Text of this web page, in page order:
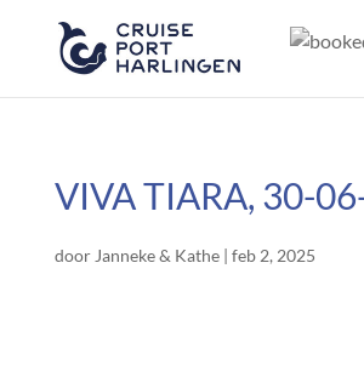
VIVA TIARA, 30-
door Janneke & Kathe| feb 2, 2025